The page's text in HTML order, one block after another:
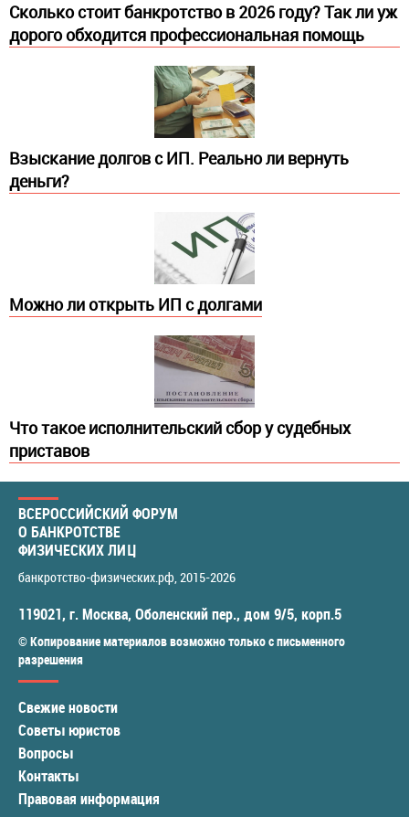
Сколько стоит банкротство в 2026 году? Так ли уж
дорого обходится профессиональная помощь
Взыскание долгов с ИП. Реально ли вернуть
деньги?
Можно ли открыть ИП с долгами
Что такое исполнительский сбор у судебных
приставов
ВСЕРОССИЙСКИЙ ФОРУМ
О БАНКРОТСТВЕ
ФИЗИЧЕСКИХ ЛИЦ
банкротство-физических.рф , 2015-2026
119021, г. Москва, Оболенский пер., дом 9/5, корп.5
© Копирование материалов возможно только с письменного
разрешения
Свежие новости
Советы юристов
Вопросы
Контакты
Правовая информация